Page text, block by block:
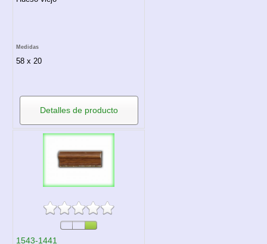
Medidas
58 x 20
Detalles de producto
1543-1441